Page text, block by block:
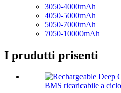
3050-4000mAh
4050-5000mAh
5050-7000mAh
7050-10000mAh
I prudutti prisenti
BMS ricaricabile a